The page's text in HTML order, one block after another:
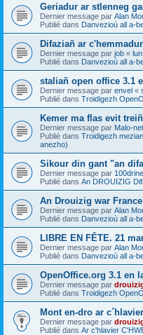
Geriadur ar stlenneg
Dernier message par Alan
Publié dans Danvezioù all a-
Difaziañ ar
Dernier message par job «
Publié dans Danvezioù all a-
staliañ open office 3.1
Dernier message par envel «
Publié dans Troidigezh
Kemer ma flas evit
Dernier message par Malo-net
Publié dans Troidigezh
anezho)
Sikour din gant "an
Dernier message par 100drine
Publié dans An DROUIZIG
An Drouizig war
Dernier message par Alan
Publié dans Danvezioù all a-
LIBRE EN FÊTE. 21
Dernier message par Alan
Publié dans Danvezioù all a-
OpenOffice.org 3.1 en
Dernier message par
Publié dans Troidigezh
Mont en-dro ar
Dernier message par
Publié dans Ar c'hlavier